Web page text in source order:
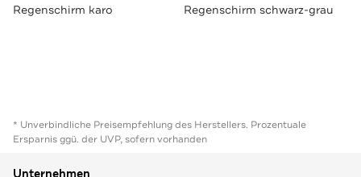
Regenschirm karo Regenschirm schwarz-grau
* Unverbindliche Preisempfehlung des Herstellers. Prozentuale
Ersparnis ggü. der UVP, sofern vorhanden